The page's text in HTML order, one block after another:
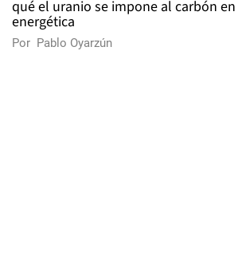
qué el uranio se impone al carbón
energética
Por Pablo Oyarzún